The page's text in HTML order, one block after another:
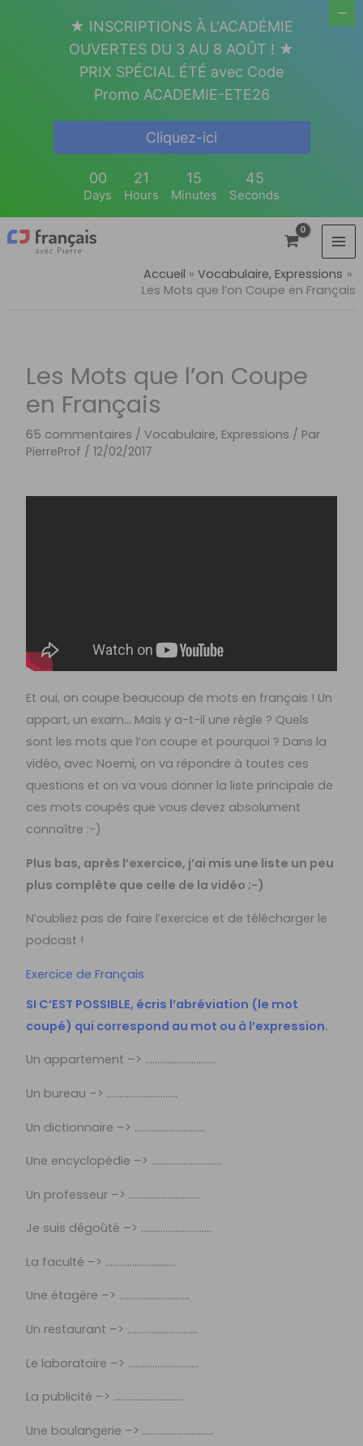
Accueil
Vocabulaire, Expressions
Les Mots que l’on Coupe en Français
Les Mots que l’on Coupe
en Français
65 commentaires /Vocabulaire, Expressions / Par
PierreProf /12/02/2017
Et oui, on coupe beaucoup de mots en français ! Un
appart, un exam… Mais y a-t-il une règle ? Quels
sont les mots que l’on coupe et pourquoi ? Dans la
vidéo, avec Noemi, on va répondre à toutes ces
questions et on va vous donner la liste principale de
ces mots coupés que vous devez absolument
connaître :-)
Plus bas, après l’exercice, j’ai mis une liste un peu
plus complète que celle de la vidéo ;-)
N’oubliez pas de faire l’exercice et de télécharger le
podcast !
Exercice de Français
SI C’EST POSSIBLE, écris l’abréviation (le mot
coupé) qui correspond au mot ou à l’expression.
Un appartement –> ………………………..
Un bureau –> ………………………..
Un dictionnaire –> ………………………..
Une encyclopédie –> ………………………..
Un professeur –> ………………………..
Je suis dégoûté –> ………………………..
La faculté –> ………………………..
Une étagère –> ………………………..
Un restaurant –> ………………………..
Le laboratoire –> ………………………..
La publicité –> ………………………..
Une boulangerie –> ………………………..
★ INSCRIPTIONS À L'ACADÉMIE
OUVERTES DU 3 AU 8 AOÛT ! ★
PRIX SPÉCIAL ÉTÉ avec Code
Promo ACADEMIE-ETE26
Cliquez-ici
00
Days
21
Hours
15
Minutes
44
Seconds